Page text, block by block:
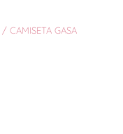
/ CAMISETA GASA